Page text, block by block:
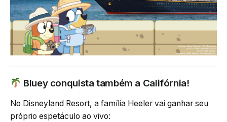
Bluey conquista também a Califórnia!
No Disneyland Resort, a família Heeler vai ganhar seu
próprio espetáculo ao vivo: